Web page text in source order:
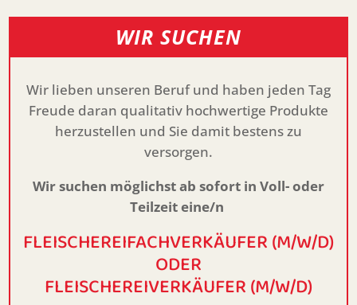
WIR SUCHEN
Wir lieben unseren Beruf und haben jeden Tag
Freude daran qualitativ hochwertige Produkte
herzustellen und Sie damit bestens zu
versorgen.
Wir suchen möglichst ab sofort in Voll- oder
Teilzeit eine/n
FLEISCHEREIFACHVERKÄUFER (M/W/D)
ODER
FLEISCHEREIVERKÄUFER (M/W/D)